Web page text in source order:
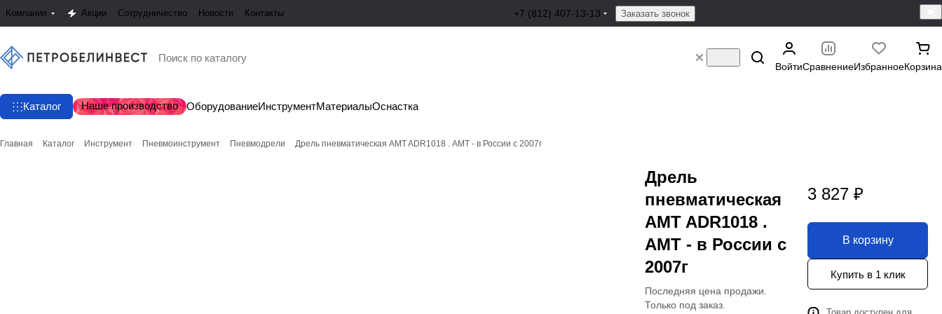
Компания Акции Сотрудничество Новости Контакты +7 (812) 407-13-13 Заказать звонок
ВойтиСравнениеИзбранноеКорзина
Каталог Наше производство ОборудованиеИнструментМатериалыОснастка
Главная Каталог Инструмент Пневмоинструмент Пневмодрели Дрель пневматическая AMT ADR1018 . АМТ - в России с 2007г
Дрель
пневматическая
AMT ADR1018 .
АМТ - в России с
2007г
Последняя цена продажи.
Только под заказ.
3 827 ₽
В корзину
Купить в 1 клик